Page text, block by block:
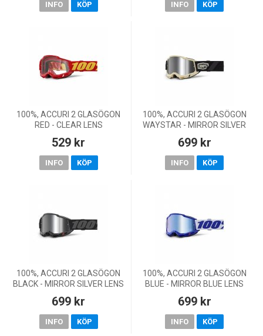
INFO KÖP INFO KÖP
100%, ACCURI 2 GLASÖGON
RED - CLEAR LENS
529 kr
INFO KÖP
100%, ACCURI 2 GLASÖGON
WAYSTAR - MIRROR SILVER
LENS
699 kr
INFO KÖP
100%, ACCURI 2 GLASÖGON
BLACK - MIRROR SILVER LENS
699 kr
INFO KÖP
100%, ACCURI 2 GLASÖGON
BLUE - MIRROR BLUE LENS
699 kr
INFO KÖP